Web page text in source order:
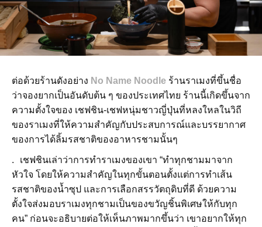
ต่อด้วยร้านดังอย่าง No Name Noodle ร้านราเมงที่ขึ้นชื่อ
ว่าจองยากเป็นอันดับต้น ๆ ของประเทศไทย ร้านนี้เกิดขึ้นจาก
ความตั้งใจของ เชฟชิน-เชฟหนุ่มชาวญี่ปุ่นที่หลงใหลในวิถี
ของราเมงที่ให้ความสำคัญกับประสบการณ์และบรรยากาศ
ของการได้ลิ้มรสชาติของอาหารชามนั้นๆ
. เชฟชินเล่าว่าการทำราเมงของเขา “ทำทุกชามมาจาก
หัวใจ โดยให้ความสำคัญในทุกขั้นตอนตั้งแต่การทำเส้น
รสชาติของน้ำซุป และการเลือกสรรวัตถุดิบที่ดี ด้วยความ
ตั้งใจส่งมอบราเมงทุกชามเป็นของขวัญชิ้นพิเศษให้กับทุก
คน” ก่อนจะอธิบายต่อให้เห็นภาพมากขึ้นว่า เขาอยากให้ทุก